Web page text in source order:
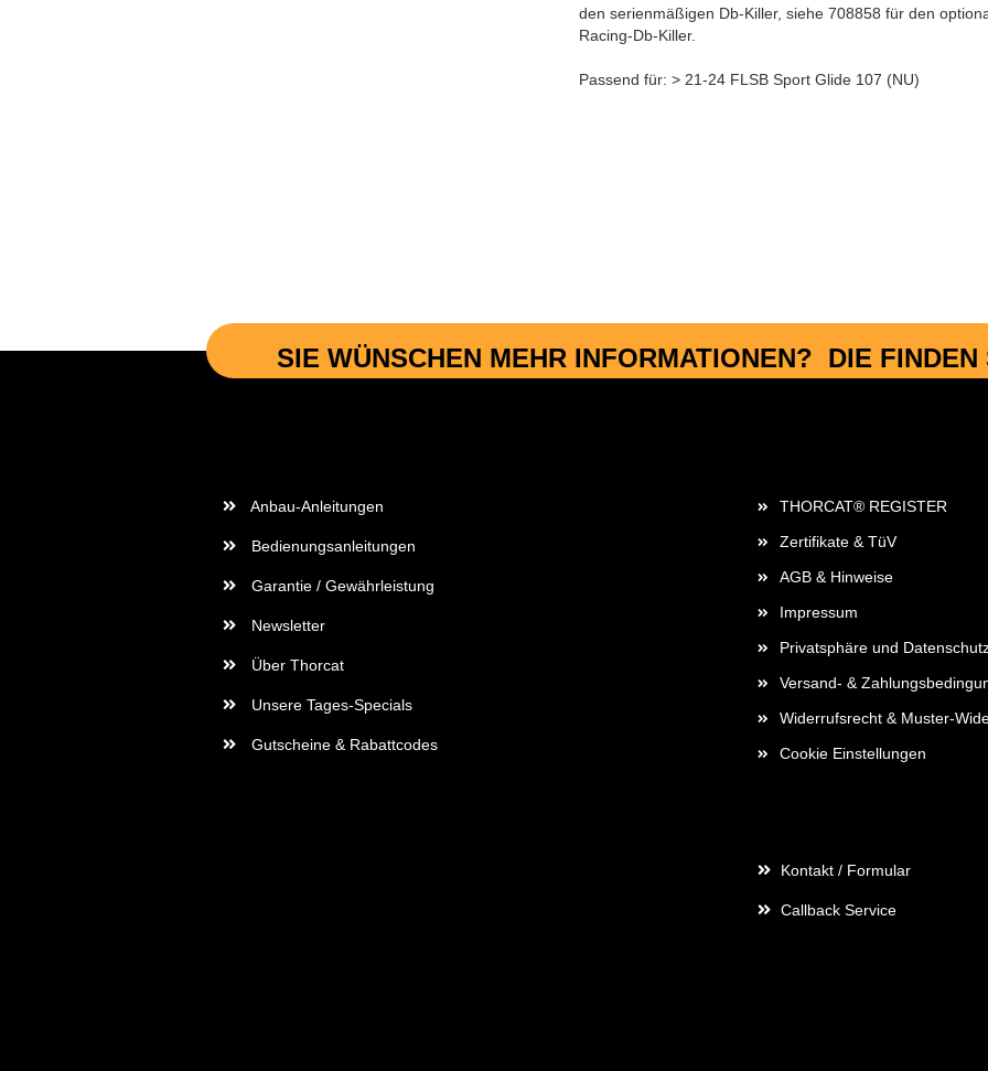
den serienmäßigen Db-Killer, siehe 708858 für den
Racing-Db-Killer.
Passend für: > 21-24 FLSB Sport Glide 107 (NU)
SIE WÜNSCHEN MEHR INFORMATIONEN? DIE FINDEN
Anbau-Anleitungen
Bedienungsanleitungen
Garantie / Gewährleistung
Newsletter
Über Thorcat
Unsere Tages-Specials
Gutscheine & Rabattcodes
THORCAT® REGISTER
Zertifikate & TüV
AGB & Hinweise
Impressum
Privatsphäre und
Versand- &
Widerrufsrecht & Muster-
Cookie Einstellungen
Kontakt / Formular
Callback Service